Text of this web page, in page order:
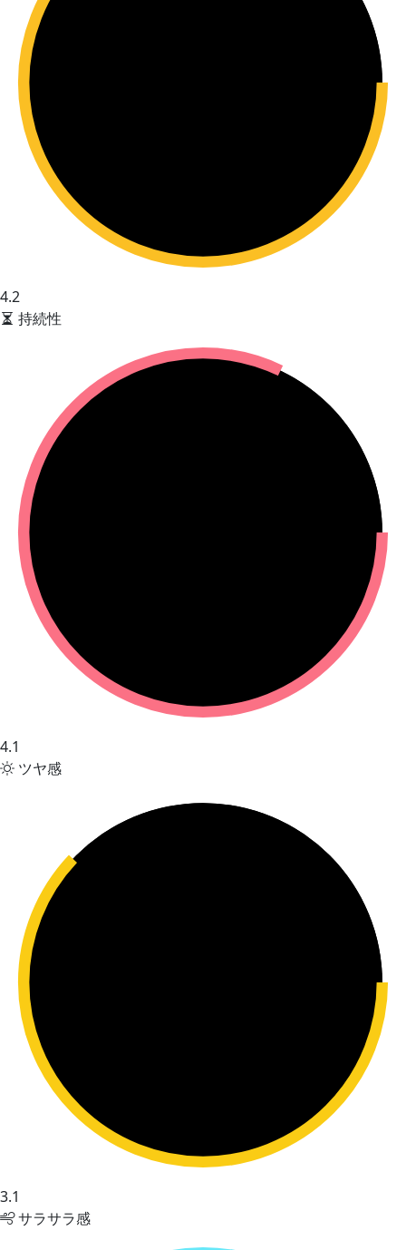
4.2
持続性
4.1
ツヤ感
3.1
サラサラ感